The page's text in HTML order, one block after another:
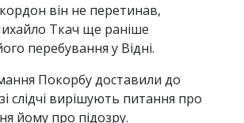
він не перетинав,
Ткач ще раніше
перебування у Відні.
Покорбу доставили до
слідчі вирішують питання про
йому про підозру.